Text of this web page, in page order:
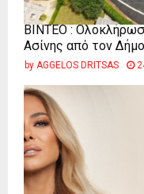
ΒΙΝΤΕΟ :
Ασίνης από τον
by AGGELOS DRITSAS